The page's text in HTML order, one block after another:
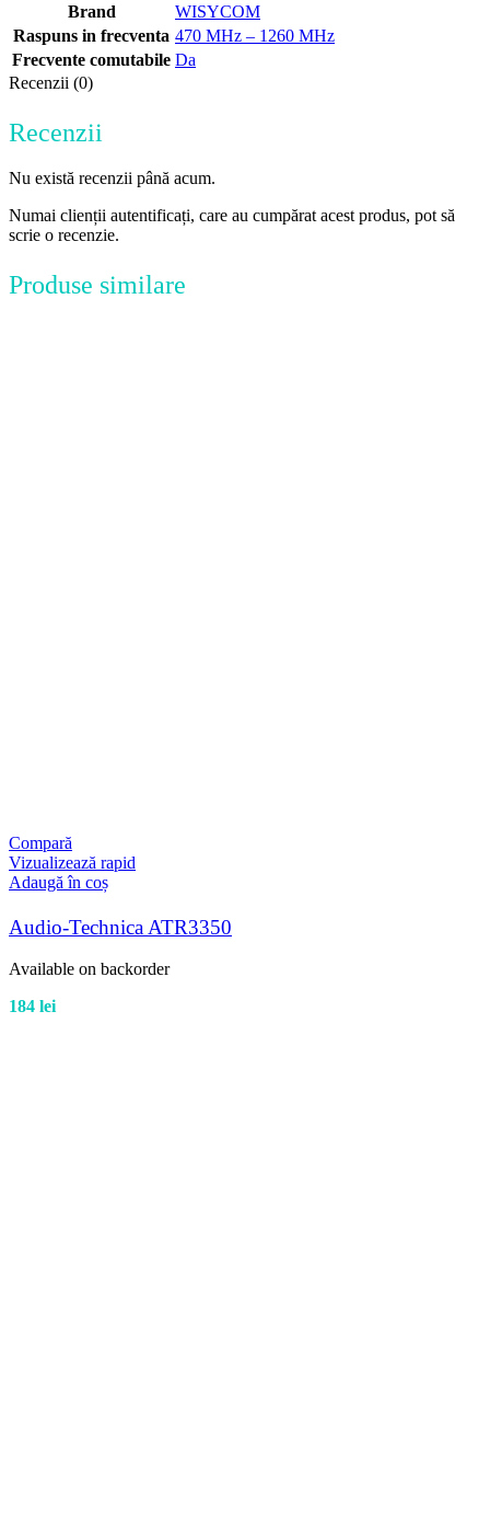
Brand
WISYCOM
Raspuns in frecventa 470 MHz – 1260 MHz
Frecvente comutabile Da
Recenzii (0)
Recenzii
Nu există recenzii până acum.
Numai clienții autentificați, care au cumpărat acest produs, pot să
scrie o recenzie.
Produse similare
Compară
Vizualizează rapid
Adaugă în coș
Audio-Technica ATR3350
Available on backorder
184 lei